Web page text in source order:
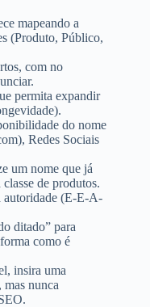
mapeando a
(Produto, Público,
com no
permita expandir
do nome
Redes Sociais
um nome que já
de produtos.
autoridade (E-E-A-
ditado” para
como é
insira uma
mas nunca